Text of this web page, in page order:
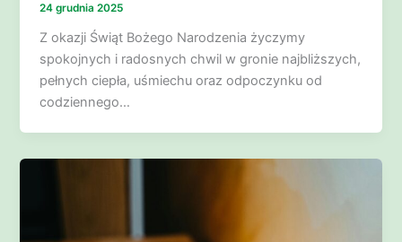
24 grudnia 2025
Z okazji Świąt Bożego Narodzenia życzymy
spokojnych i radosnych chwil w gronie najbliższych,
pełnych ciepła, uśmiechu oraz odpoczynku od
codziennego…